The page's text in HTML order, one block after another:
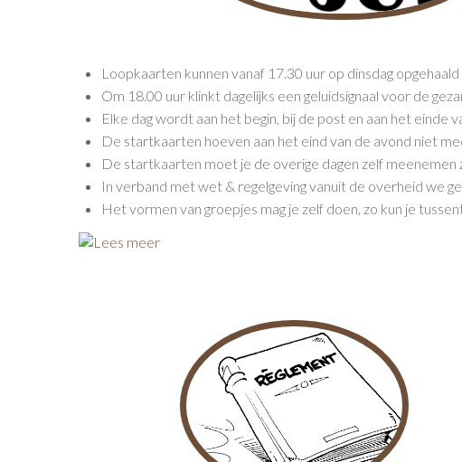
Loopkaarten kunnen vanaf 17.30 uur op dinsdag
Om 18.00 uur klinkt dagelijks een geluidsignaal voor de
Elke dag wordt aan het begin, bij de post en aan het einde
De startkaarten hoeven aan het eind van de avond niet
De startkaarten moet je de overige dagen zelf
In verband met wet & regelgeving vanuit de overheid we
Het vormen van groepjes mag je zelf doen, zo kun je